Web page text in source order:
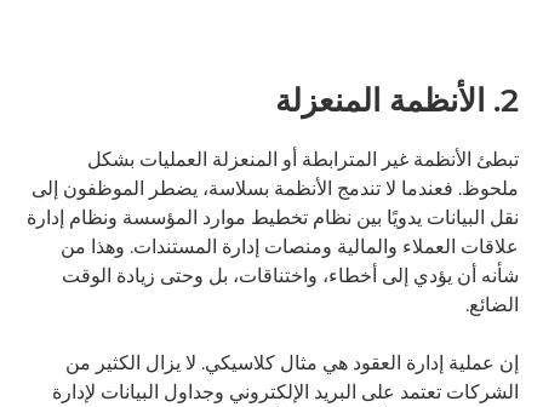
2. الأنظمة المنعزلة
تبطئ الأنظمة غير المترابطة أو المنعزلة العمليات بشكل
ملحوظ. فعندما لا تندمج الأنظمة بسلاسة، يضطر الموظفون إلى
نقل البيانات يدويًا بين نظام تخطيط موارد المؤسسة ونظام إدارة
علاقات العملاء والمالية ومنصات إدارة المستندات. وهذا من
شأنه أن يؤدي إلى أخطاء، واختناقات، بل وحتى زيادة الوقت
الضائع.
إن عملية إدارة العقود هي مثال كلاسيكي. لا يزال الكثير من
الشركات تعتمد على البريد الإلكتروني وجداول البيانات لإدارة